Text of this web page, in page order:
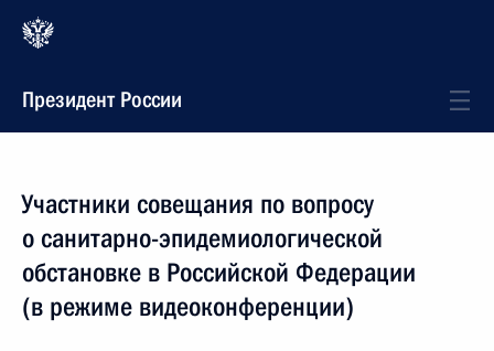
Президент России
Участники совещания по вопросу
о санитарно-эпидемиологической
обстановке в Российской Федерации
(в режиме видеоконференции)